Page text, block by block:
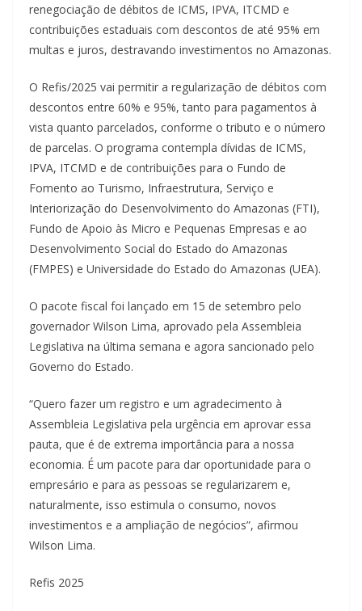
renegociação de débitos de ICMS, IPVA, ITCMD e
contribuições estaduais com descontos de até 95% em
multas e juros, destravando investimentos no Amazonas.
O Refis/2025 vai permitir a regularização de débitos com
descontos entre 60% e 95%, tanto para pagamentos à
vista quanto parcelados, conforme o tributo e o número
de parcelas. O programa contempla dívidas de ICMS,
IPVA, ITCMD e de contribuições para o Fundo de
Fomento ao Turismo, Infraestrutura, Serviço e
Interiorização do Desenvolvimento do Amazonas (FTI),
Fundo de Apoio às Micro e Pequenas Empresas e ao
Desenvolvimento Social do Estado do Amazonas
(FMPES) e Universidade do Estado do Amazonas (UEA).
O pacote fiscal foi lançado em 15 de setembro pelo
governador Wilson Lima, aprovado pela Assembleia
Legislativa na última semana e agora sancionado pelo
Governo do Estado.
“Quero fazer um registro e um agradecimento à
Assembleia Legislativa pela urgência em aprovar essa
pauta, que é de extrema importância para a nossa
economia. É um pacote para dar oportunidade para o
empresário e para as pessoas se regularizarem e,
naturalmente, isso estimula o consumo, novos
investimentos e a ampliação de negócios”, afirmou
Wilson Lima.
Refis 2025